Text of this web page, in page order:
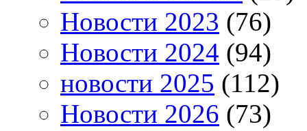
Новости 2023 (76)
Новости 2024 (94)
новости 2025 (112)
Новости 2026 (73)